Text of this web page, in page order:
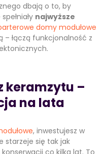
dbają o to, by
najwyższe
domy modułowe
– łączą funkcjonalność z
keramzytu –
na lata
, inwestujesz w
starzeje się tak jak
co kilka lat. To